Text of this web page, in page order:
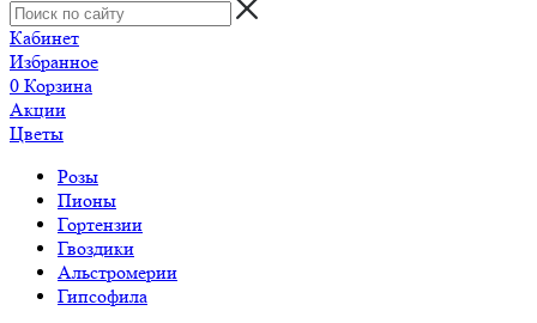
Кабинет
Избранное
0 Корзина
Акции
Цветы
Розы
Пионы
Гортензии
Гвоздики
Альстромерии
Гипсофила